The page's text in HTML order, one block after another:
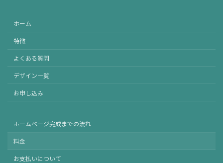
ホーム
特徴
よくある質問
デザイン一覧
お申し込み
ホームページ完成までの流れ
料金
お支払いについて